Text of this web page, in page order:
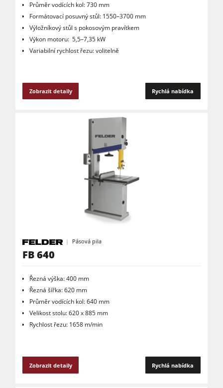
Průměr vodících kol: 730 mm
Formátovací posuvný stůl: 1550–3700 mm
Výložníkový stůl s pokosovým pravítkem
Výkon motoru: 5,5–7,35 kW
Variabilní rychlost řezu: volitelně
Zobrazit detaily Rychlá nabídka
Pásová pila
FB 640
Řezná výška: 400 mm
Řezná šířka: 620 mm
Průměr vodících kol: 640 mm
Velikost stolu: 620 x 885 mm
Rychlost řezu: 1658 m/min
Zobrazit detaily Rychlá nabídka